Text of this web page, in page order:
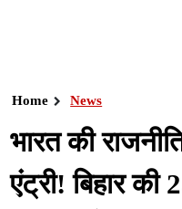
Home News
भारत की
एंट्री! बिहार की